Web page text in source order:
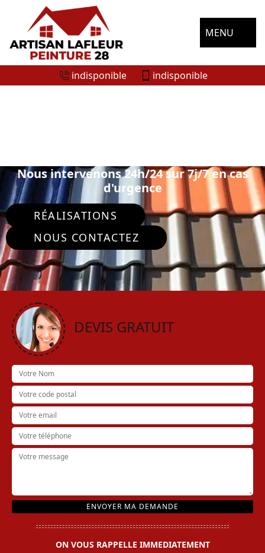
MENU
indisponible indisponible
Nous intervenons 24h/24 sur 7j/7 en cas
d'urgence
RÉALISATIONS
NOUS CONTACTEZ
DEVIS GRATUIT
ON VOUS RAPPELLE IMMEDIATEMENT